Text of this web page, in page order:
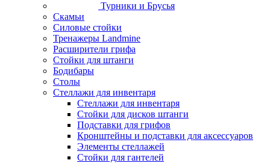
Турники и Брусья
Скамьи
Силовые стойки
Тренажеры Landmine
Расширители грифа
Стойки для штанги
Бодибары
Столы
Стеллажи для инвентаря
Стеллажи для инвентаря
Стойки для дисков штанги
Подставки для грифов
Кронштейны и подставки для аксессуаров
Элементы стеллажей
Стойки для гантелей